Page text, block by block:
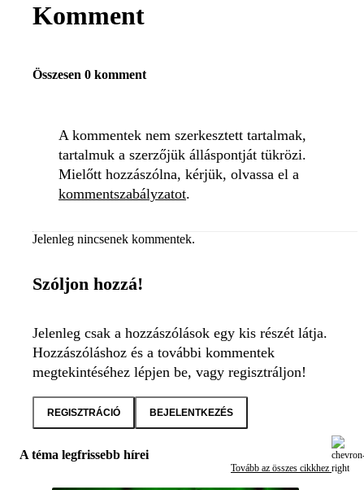
Komment
Összesen 0 komment
A kommentek nem szerkesztett tartalmak,
tartalmuk a szerzőjük álláspontját tükrözi.
Mielőtt hozzászólna, kérjük, olvassa el a
kommentszabályzatot.
Jelenleg nincsenek kommentek.
Szóljon hozzá!
Jelenleg csak a hozzászólások egy kis részét látja.
Hozzászóláshoz és a további kommentek
megtekintéséhez lépjen be, vagy regisztráljon!
REGISZTRÁCIÓ BEJELENTKEZÉS
A téma legfrissebb hírei
Tovább az összes cikkhez